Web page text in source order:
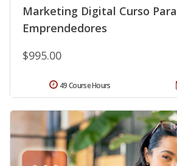
Marketing Digital Curso Para
Emprendedores
$995.00
49 Course Hours